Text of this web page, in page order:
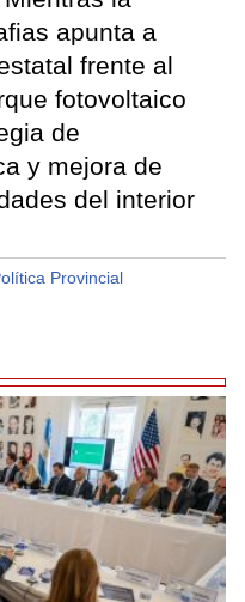
apunta a
frente al
fotovoltaico
de
y mejora de
del interior
Provincial